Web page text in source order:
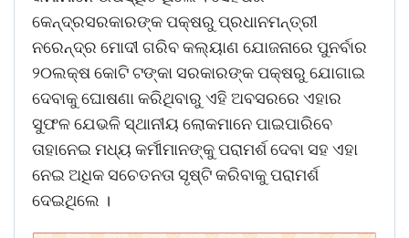
କେନ୍ଦ୍ରସରକାରଙ୍କ ପକ୍ଷରୁ ପ୍ରଧାନମନ୍ତ୍ରୀ
ନରେନ୍ଦ୍ର ମୋଦୀ ଗରିବ କଲ୍ୟାଣ ଯୋଜନାରେ ପୁନର୍ବାର
୨୦ଲକ୍ଷ କୋଟି ଟଙ୍କା ସରକାରଙ୍କ ପକ୍ଷରୁ ଯୋଗାଇ
ଦେବାକୁ ଘୋଷଣା କରିଥିବାରୁ ଏହି ଅବସରରେ ଏହାର
ସୁଫଳ ଯେଭଳି ସ୍ଥାନୀୟ ଲୋକମାନେ ପାଇପାରିବେ
ତାହାନେଇ ମଧ୍ୟ କର୍ମୀମାନଙ୍କୁ ପରାମର୍ଶ ଦେବା ସହ ଏହା
ନେଇ ଅଧିକ ସଚେତନତା ସୃଷ୍ଟି କରିବାକୁ ପରାମର୍ଶ
ଦେଇଥିଲେ ।